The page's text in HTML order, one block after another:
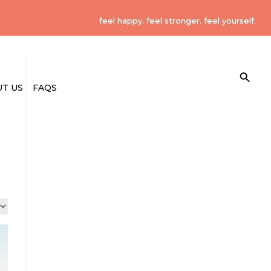
feel happy. feel stronger. feel yourself.
US FAQS
Search
for: